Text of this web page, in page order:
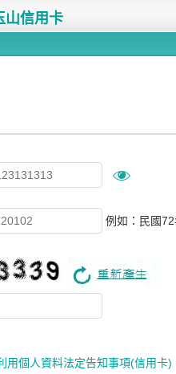
山信用卡
例如：民國
用個人資料法定告知事項(信用卡)